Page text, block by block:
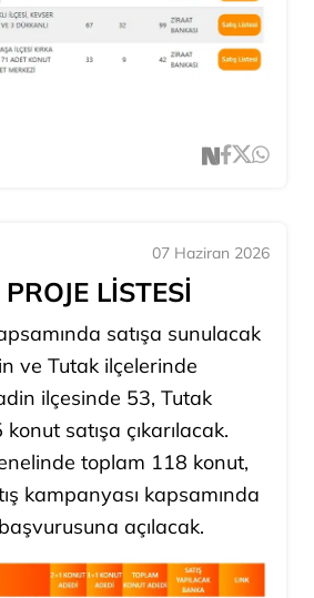
07 Haziran 2026
LİSTESİ
satışa sunulacak
ve Tutak ilçelerinde
ilçesinde 53, Tutak
satışa çıkarılacak.
toplam 118 konut,
kampanyası kapsamında
açılacak.